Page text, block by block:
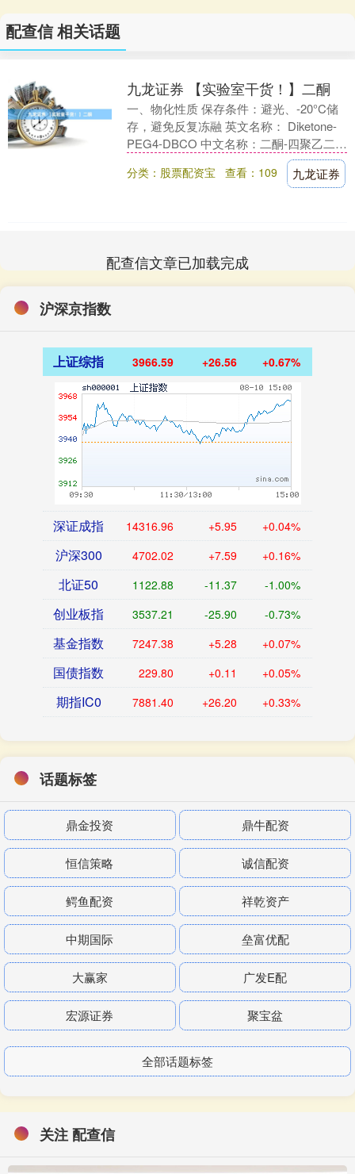
配查信 相关话题
九龙证券 【实验室干货！】二酮
一、物化性质 保存条件：避光、-20°C储
存，避免反复冻融 英文名称： Diketone-
PEG4-DBCO 中文名称：二酮-四聚乙二
分类：股票配资宝 查看：109 九龙证券
配查信文章已加载完成
沪深京指数
上证综指 3966.59 +26.56 +0.67%
深证成指 14316.96 +5.95 +0.04%
沪深300 4702.02 +7.59 +0.16%
北证50 1122.88 -11.37 -1.00%
创业板指 3537.21 -25.90 -0.73%
基金指数 7247.38 +5.28 +0.07%
国债指数 229.80 +0.11 +0.05%
期指IC0 7881.40 +26.20 +0.33%
话题标签
鼎金投资 鼎牛配资
恒信策略 诚信配资
鳄鱼配资 祥乾资产
中期国际 垒富优配
大赢家 广发E配
宏源证券 聚宝盆
全部话题标签
关注 配查信